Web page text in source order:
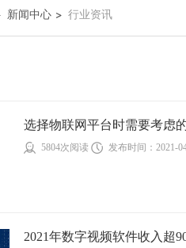
新闻中心 行业资讯
选择物联网平台时需要考虑
5804次阅读 发布时间：2021-
2021年数字视频软件收入超